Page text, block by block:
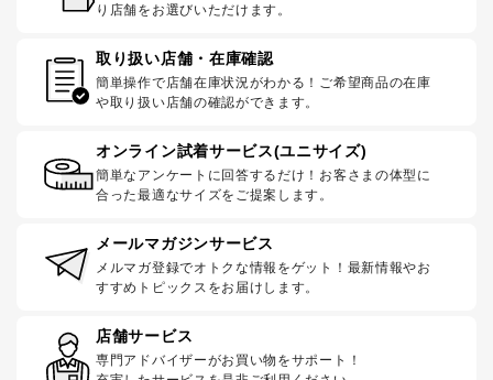
り店舗をお選びいただけます。
取り扱い店舗・在庫確認
簡単操作で店舗在庫状況がわかる！ご希望商品の在庫
や取り扱い店舗の確認ができます。
オンライン試着サービス(ユニサイズ)
簡単なアンケートに回答するだけ！お客さまの体型に
合った最適なサイズをご提案します。
メールマガジンサービス
メルマガ登録でオトクな情報をゲット！最新情報やお
すすめトピックスをお届けします。
店舗サービス
専門アドバイザーがお買い物をサポート！